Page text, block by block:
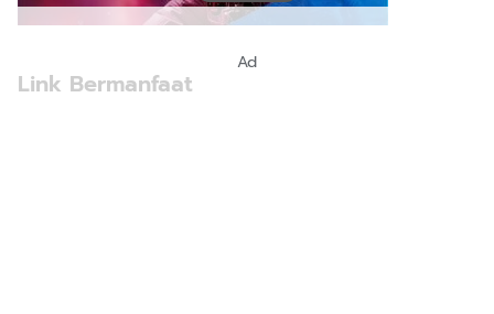
Link Bermanfaat
Ad